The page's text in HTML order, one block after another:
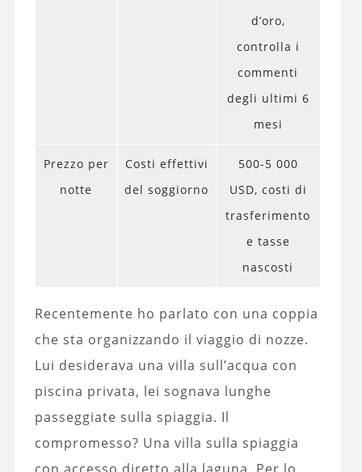
d’oro,
controlla i
commenti
degli ultimi 6
mesi
Prezzo per
notte
Costi effettivi
del soggiorno
500-5 000
USD, costi di
trasferimento
e tasse
nascosti
Recentemente ho parlato con una coppia
che sta organizzando il viaggio di nozze.
Lui desiderava una villa sull’acqua con
piscina privata, lei sognava lunghe
passeggiate sulla spiaggia. Il
compromesso? Una villa sulla spiaggia